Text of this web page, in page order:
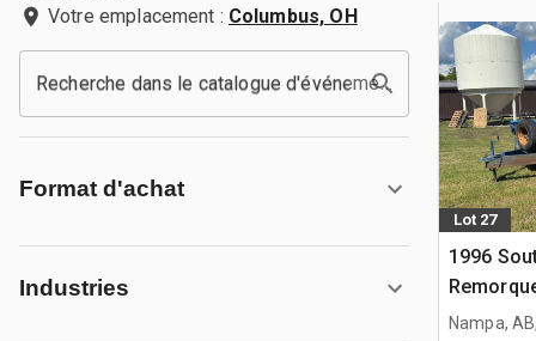
Votre emplacement : Columbus, OH
Recherche dans le catalogue d'événements
Format d'achat
Industries
Lot 27
1996
Nampa,